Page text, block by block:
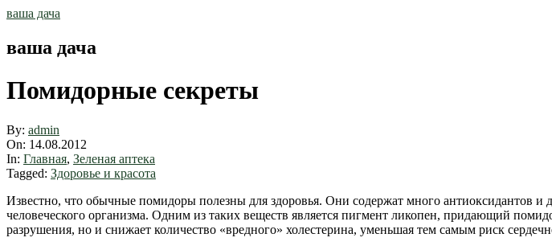
Skip
ваша дача
ваша дача
Помидорные секреты
By: admin
On: 14.08.2012
In: Главная, Зеленая аптека
Tagged: Здоровье и красота
Известно, что обычные помидоры полезны для здоровья. Они содержат много антиоксидантов
человеческого организма. Одним из таких веществ является пигмент ликопен, придающий
разрушения, но и снижает количество «вредного» холестерина, уменьшая тем самым риск